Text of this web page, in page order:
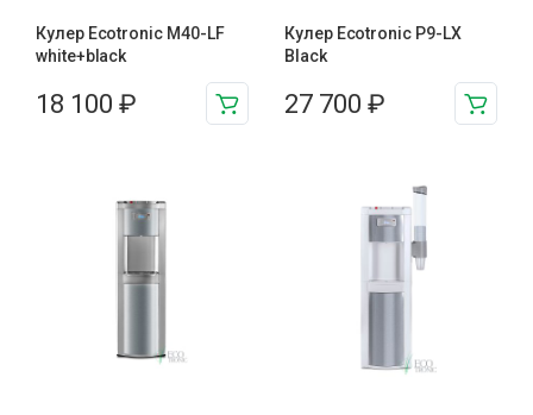
Кулер Ecotronic M40-LF
white+black
18 100 ₽
Кулер Ecotronic P9-LX
Black
27 700 ₽